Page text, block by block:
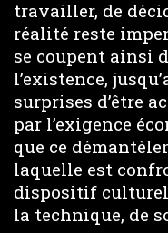
travailler, de
réalité reste
se coupent ainsi
l’existence,
surprises d’être
par l’exigence
que ce
laquelle est
dispositif
la technique, de